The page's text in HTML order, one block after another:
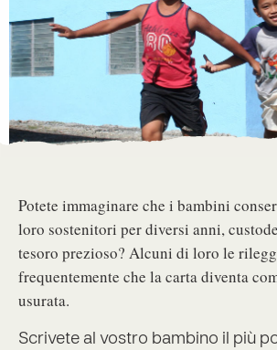
Potete immaginare che i bambini
loro sostenitori per diversi anni,
tesoro prezioso? Alcuni di loro le
frequentemente che la carta diventa
usurata.
Scrivete al vostro bambino il più